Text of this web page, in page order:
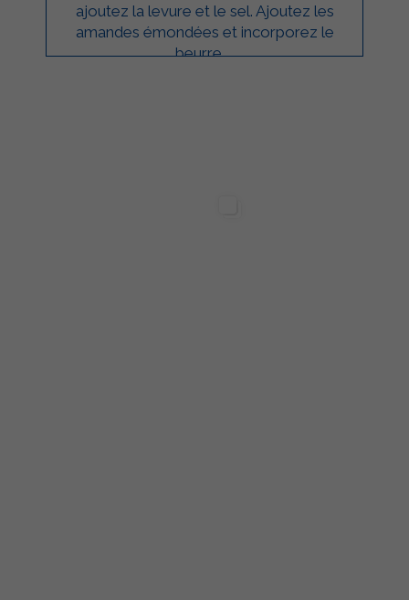
ajoutez la levure et le sel. Ajoutez les
amandes émondées et incorporez le
beurre ...